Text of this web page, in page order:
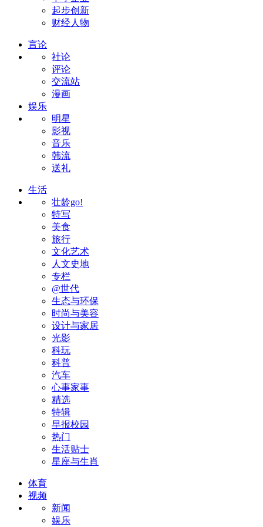
起步创新
财经人物
言论
社论
评论
交流站
漫画
娱乐
明星
影视
音乐
韩流
送礼
生活
壮龄go!
特写
美食
旅行
文化艺术
人文史地
专栏
@世代
生态与环保
时尚与美容
设计与家居
光影
科玩
科普
汽车
心事家事
精选
特辑
早报校园
热门
生活贴士
星座与生肖
体育
视频
新闻
娱乐